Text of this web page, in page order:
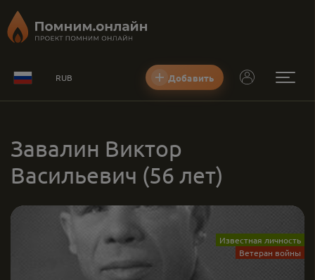
RUB Добавить
Завалин Виктор
Васильевич (56 лет)
Известная личность
Ветеран войны